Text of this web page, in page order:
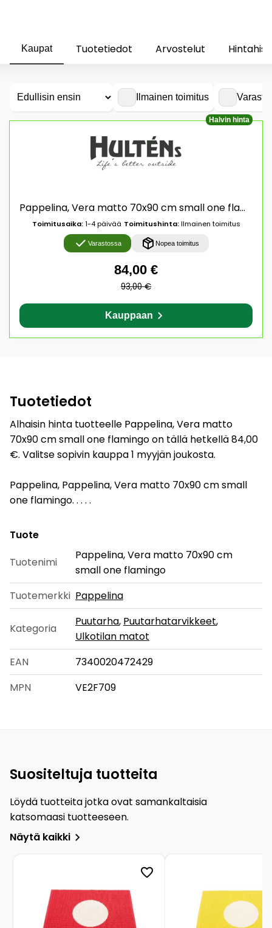
Kaupat Tuotetiedot Arvostelut
Ilmainen toimitus
Halvin hinta
Pappelina, Vera matto 70x90 cm small one flamingo
Toimitusaika:1-4 päivää Toimitushinta:Ilmainen toimitus
Varastossa Nopea toimitus
84,00 €
93,00 €
Kauppaan
Tuotetiedot
Alhaisin hinta tuotteelle Pappelina, Vera matto
70x90 cm small one flamingo on tällä hetkellä 84,00
€. Valitse sopivin kauppa 1 myyjän joukosta.
Pappelina, Pappelina, Vera matto 70x90 cm small
one flamingo. . . . .
Tuote
Tuotenimi
Pappelina, Vera matto 70x90 cm
small one flamingo
Tuotemerkki Pappelina
Kategoria
Puutarha, Puutarhatarvikkeet,
Ulkotilan matot
EAN
7340020472429
MPN
VE2F709
Suositeltuja tuotteita
Löydä tuotteita jotka ovat samankaltaisia
katsomaasi tuotteeseen.
Näytä kaikki